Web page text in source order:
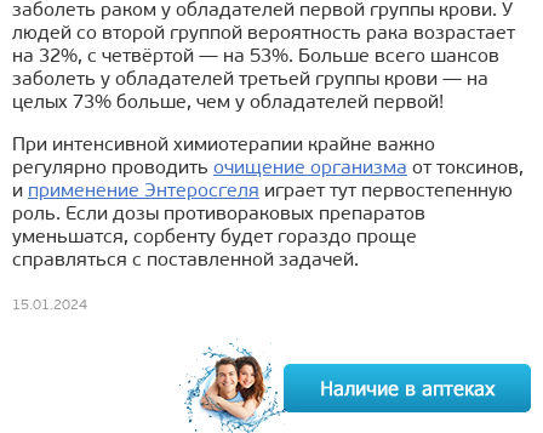
заболеть раком у обладателей первой группы крови. У
людей со второй группой вероятность рака возрастает
на 32%, с четвёртой — на 53%. Больше всего шансов
заболеть у обладателей третьей группы крови — на
целых 73% больше, чем у обладателей первой!
При интенсивной химиотерапии крайне важно
регулярно проводить очищение организма от токсинов,
и применение Энтеросгеля играет тут первостепенную
роль. Если дозы противораковых препаратов
уменьшатся, сорбенту будет гораздо проще
справляться с поставленной задачей.
15.01.2024